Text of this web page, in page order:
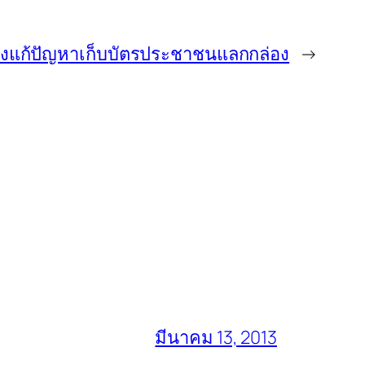
แก้ปัญหาเก็บบัตรประชาชนแลกกล่อง →
มีนาคม 13, 2013